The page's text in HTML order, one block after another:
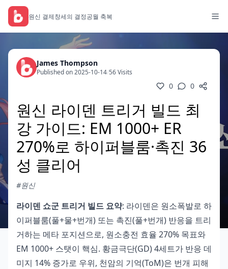
원신 결제창세의 결정공월 축복
James Thompson
Published on 2025-10-14/56 Visits
0 0
원신 라이덴 트리거 빌드 최
강 가이드: EM 1000+ ER
270%로 하이퍼블룸·촉진 36
성 클리어
#원신
라이덴 쇼군 트리거 빌드 요약: 라이덴은 원소폭발로 하
이퍼블룸(풀+물+번개) 또는 촉진(풀+번개) 반응을 트리
거하는 메타 포지션으로, 원소충전 효율 270% 목표와
EM 1000+ 스탯이 핵심. 황금극단(GD) 4세트가 반응 데
미지 14% 증가로 우위, 천암의 기억(ToM)은 번개 피해